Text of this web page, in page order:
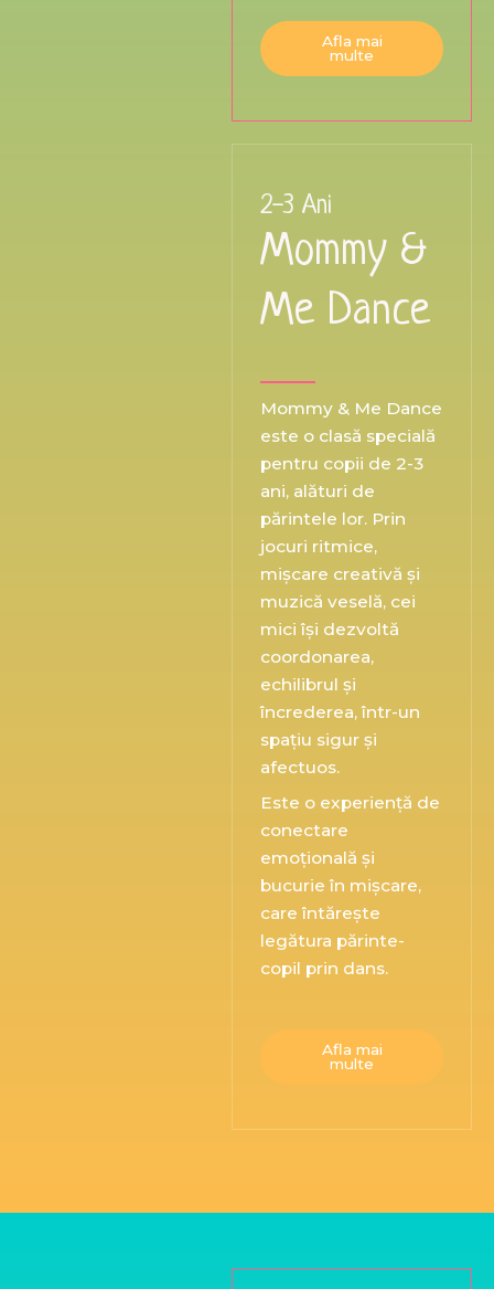
Afla mai
multe
2-3 Ani
Mommy &
Me Dance
Mommy & Me Dance
este o clasă specială
pentru copii de 2-3
ani, alături de
părintele lor. Prin
jocuri ritmice,
mișcare creativă și
muzică veselă, cei
mici își dezvoltă
coordonarea,
echilibrul și
încrederea, într-un
spațiu sigur și
afectuos.
Este o experiență de
conectare
emoțională și
bucurie în mișcare,
care întărește
legătura părinte-
copil prin dans.
Afla mai
multe